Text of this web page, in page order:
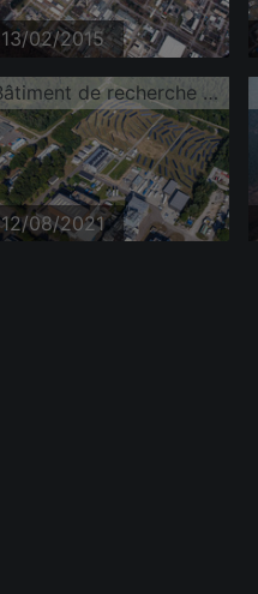
13/02/2015
Bâtiment de recherche et complexe de bureaux du campus nord de l'Institut de technologie de Karlsruhe avec IAM-WBM sur Untergrombacher Straße
12/08/2021